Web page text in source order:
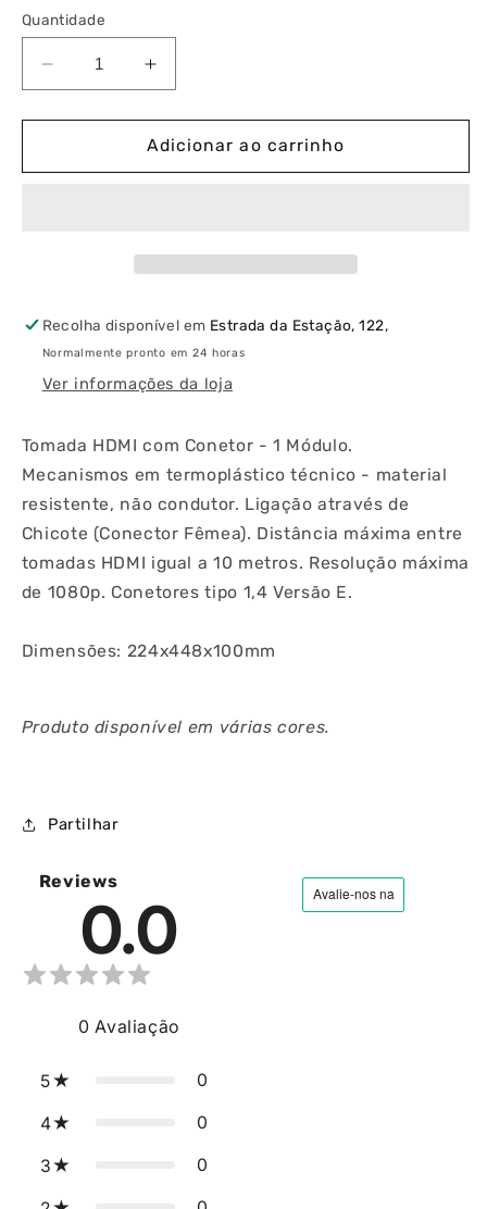
Quantidade
Diminuir
a
quantidade
Tomada
Aumentar
a
quantidade
de
Tomada
Adicionar ao carrinho
Recolha disponível em Estrada da Estação, 122,
Normalmente pronto em 24 horas
Ver informações da loja
Tomada HDMI com Conetor - 1 Módulo.
Mecanismos em termoplástico técnico - material
resistente, não condutor. Ligação através de
Chicote (Conector Fêmea). Distância máxima entre
tomadas HDMI igual a 10 metros. Resolução máxima
de 1080p. Conetores tipo 1,4 Versão E.
Dimensões: 224x448x100mm
Produto disponível em várias cores.
Partilhar
Reviews
0.0
0 Avaliação
5 0
4 0
3 0